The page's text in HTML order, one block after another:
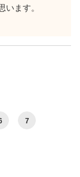
います。
7